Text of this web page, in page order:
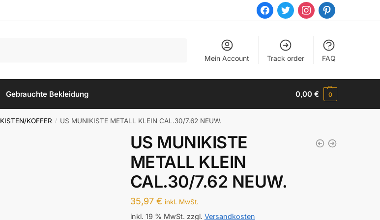
facebooktwitter instagrampinterest
Mein Account Track order FAQ
Gebrauchte Bekleidung 0,00€ 0
KOFFER / US MUNIKISTE METALL KLEIN CAL.30/7.62 NEUW.
US MUNIKISTE
METALL KLEIN
CAL.30/7.62 NEUW.
35,97 € inkl. MwSt.
inkl. 19 % MwSt. zzgl. Versandkosten